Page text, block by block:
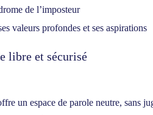
de l’imposteur
valeurs profondes et ses aspirations
libre et sécurisé
un espace de parole neutre, sans